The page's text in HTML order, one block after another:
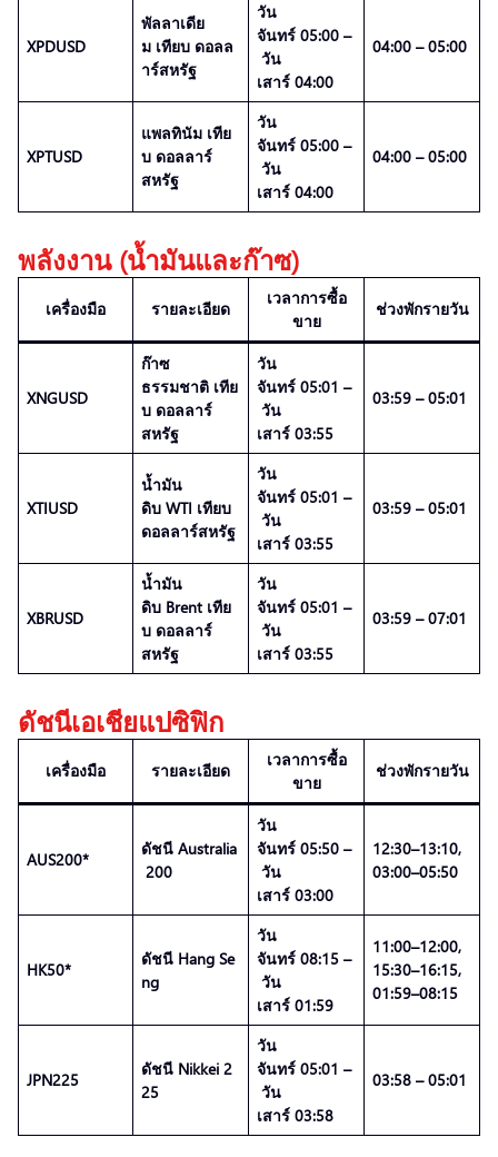
XPDUSD
พัลลาเดีย
ม เทียบ ดอลล
าร์สหรัฐ
วัน
จันทร์ 05:00 –
วัน
เสาร์ 04:00
04:00 – 05:00
XPTUSD
แพลทินัม เทีย
บ ดอลลาร์
สหรัฐ
วัน
จันทร์ 05:00 –
วัน
เสาร์ 04:00
04:00 – 05:00
พลังงาน (น้ำมันและก๊าซ)
เครื่องมือ รายละเอียด
เวลาการซื้อ
ขาย
ช่วงพักรายวัน
XNGUSD
ก๊าซ
ธรรมชาติ เทีย
บ ดอลลาร์
สหรัฐ
วัน
จันทร์ 05:01 –
วัน
เสาร์ 03:55
03:59 – 05:01
XTIUSD
น้ำมัน
ดิบ WTI เทียบ
ดอลลาร์สหรัฐ
วัน
จันทร์ 05:01 –
วัน
เสาร์ 03:55
03:59 – 05:01
XBRUSD
น้ำมัน
ดิบ Brent เทีย
บ ดอลลาร์
สหรัฐ
วัน
จันทร์ 05:01 –
วัน
เสาร์ 03:55
03:59 – 07:01
ดัชนีเอเชียแปซิฟิก
เครื่องมือ รายละเอียด
เวลาการซื้อ
ขาย
ช่วงพักรายวัน
AUS200*
ดัชนี Australia
200
วัน
จันทร์ 05:50 –
วัน
เสาร์ 03:00
12:30–13:10,
03:00–05:50
HK50*
ดัชนี Hang Se
ng
วัน
จันทร์ 08:15 –
วัน
เสาร์ 01:59
11:00–12:00,
15:30–16:15,
01:59–08:15
JPN225
ดัชนี Nikkei 2
25
วัน
จันทร์ 05:01 –
วัน
เสาร์ 03:58
03:58 – 05:01